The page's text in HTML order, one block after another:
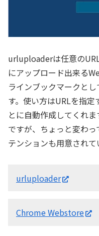
urluploaderは任意の
にアップロード出来る
ラインブックマークと
す。使い方はURLを指
とに自動作成してくれ
ですが、ちょっと変わ
テンションも用意されて
urluploader
Chrome Webstore